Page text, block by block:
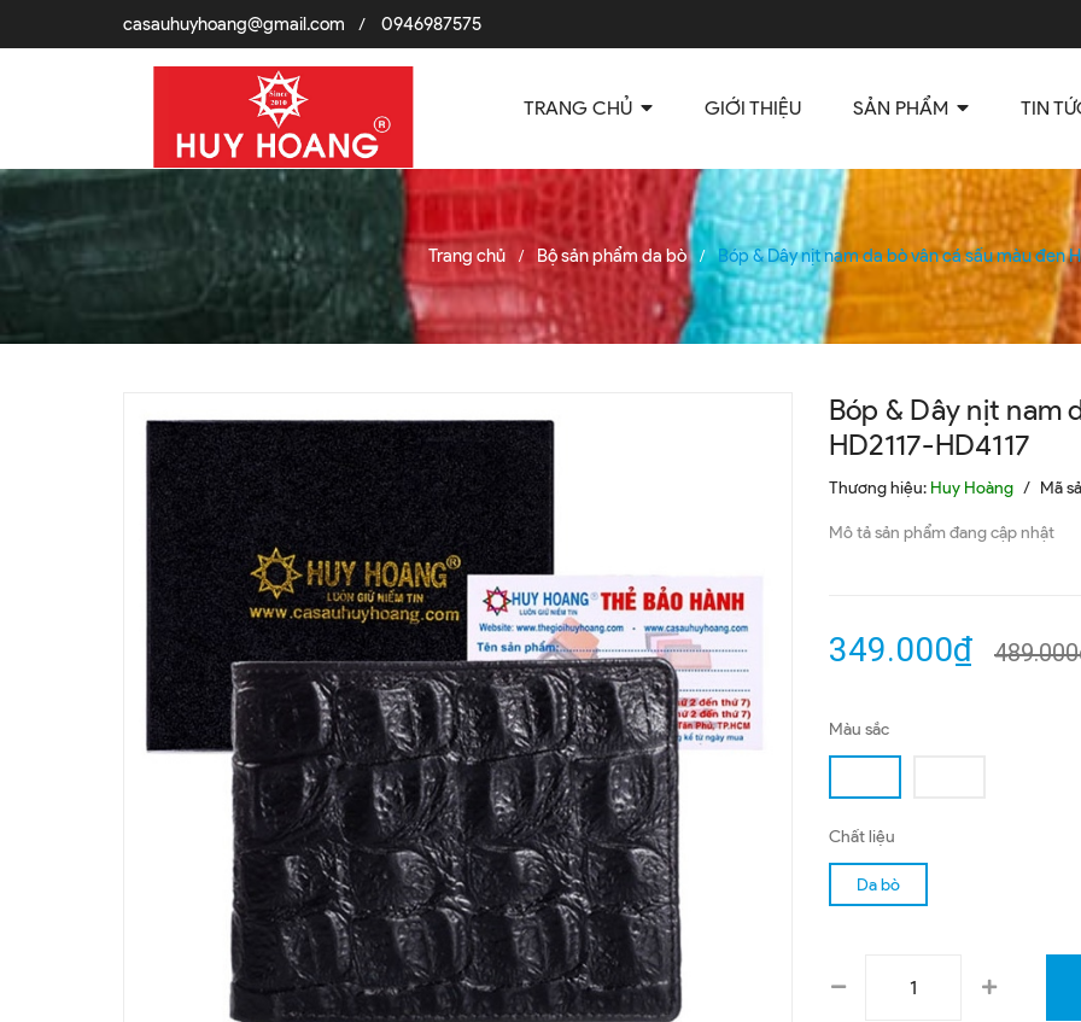
casauhuyhoang@gmail.com / 0946987575
TRANG CHỦ GIỚI THIỆU SẢN PHẨM TIN
Trang chủ / Bộ sản phẩm da bò / Bóp & Dây nịt nam da bò vân cá sấu màu đen
Bóp & Dây nịt nam
HD2117-HD4117
Thương hiệu: Huy Hoàng / Mã
Mô tả sản phẩm đang cập nhật
349.000₫
Màu sắc
Chất liệu
Da bò